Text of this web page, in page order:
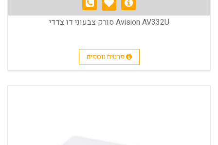
Avision AV332U סורק צבעוני דו צדדי
פרטים נוספים